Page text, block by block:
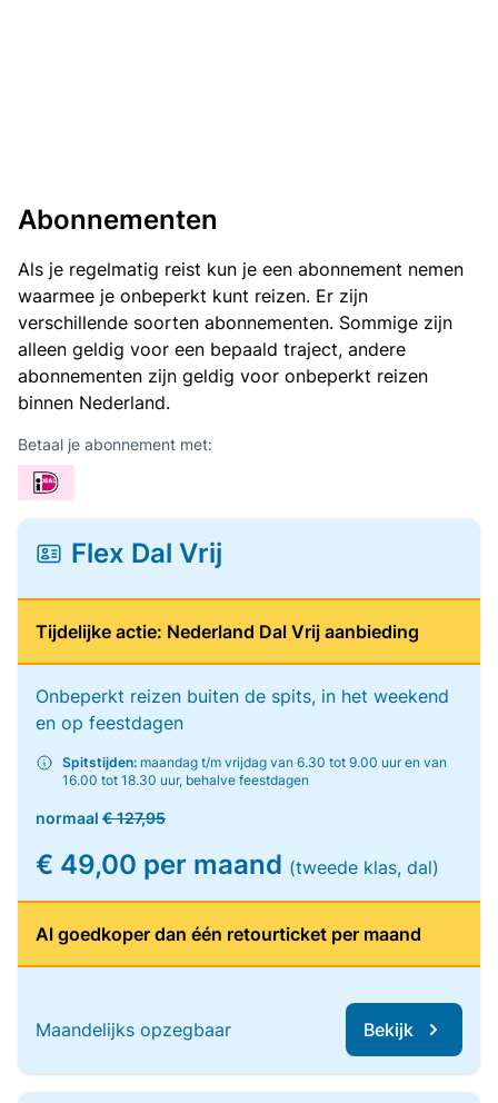
Abonnementen
Als je regelmatig reist kun je een abonnement nemen
waarmee je onbeperkt kunt reizen. Er zijn
verschillende soorten abonnementen. Sommige zijn
alleen geldig voor een bepaald traject, andere
abonnementen zijn geldig voor onbeperkt reizen
binnen Nederland.
Betaal je abonnement met:
Flex Dal Vrij
Tijdelijke actie: Nederland Dal Vrij aanbieding
Onbeperkt reizen buiten de spits, in het weekend
en op feestdagen
Spitstijden: maandag t/m vrijdag van 6.30 tot 9.00 uur en van
16.00 tot 18.30 uur, behalve feestdagen
normaal € 127,95
€ 49,00 per maand (tweede klas, dal)
Al goedkoper dan één retourticket per maand
Maandelijks opzegbaar Bekijk